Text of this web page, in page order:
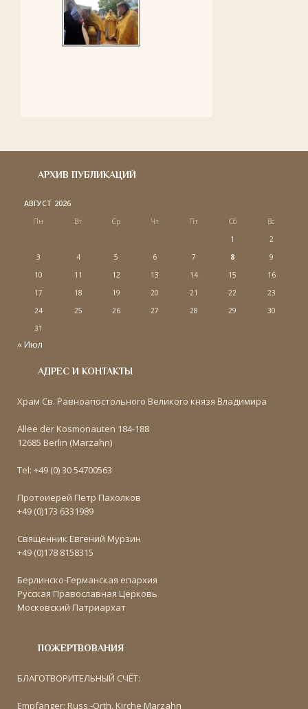
АРХИВ ПУБЛИКАЦИЙ
АВГУСТ 2026
Пн
Вт Ср Чт Пт Сб
Вс
1
2
3
4 5 6 7 8
9
10
11 12 13 14 15
16
17
18 19 20 21 22
23
24
25 26 27 28 29
30
31
« Июл
АДРЕС И КОНТАКТЫ
Храм Св. Равноапостольного Великого князя Владимира
Allee der Kosmonauten 184-188
12685 Berlin (Marzahn)
Tel: +49 (0) 30 54700563
Протоиерей Петр Пахолков
+49 (0)173 6331989
Священник Евгений Мурзин
+49 (0)178 8158315
Берлинско-Германская епархия
Русская Православная Церковь
Московский Патриархат
ПОЖЕРТВОВАНИЯ
БЛАГОТВОРИТЕЛЬНЫЙ СЧЁТ:
Empfänger: Russ.-Orth. Kirche Marzahn